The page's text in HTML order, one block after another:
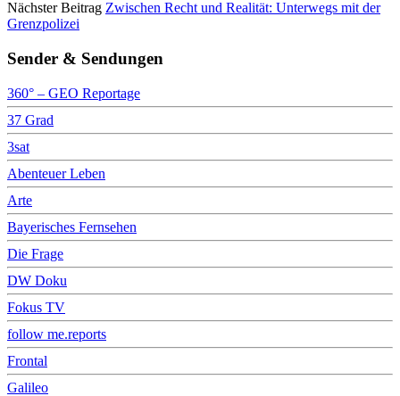
Nächster Beitrag Zwischen Recht und Realität: Unterwegs mit der
Grenzpolizei
Sender & Sendungen
360° – GEO Reportage
37 Grad
3sat
Abenteuer Leben
Arte
Bayerisches Fernsehen
Die Frage
DW Doku
Fokus TV
follow me.reports
Frontal
Galileo